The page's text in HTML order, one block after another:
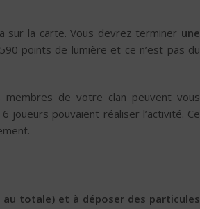
sur la carte. Vous devrez terminer une
points de lumière et ce n’est pas du
membres de votre clan peuvent vous
joueurs pouvaient réaliser l’activité. Ce
totale) et à déposer des particules